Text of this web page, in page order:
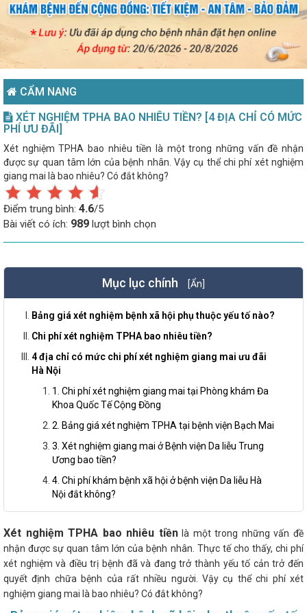
CẨM NANG
XÉT NGHIỆM TPHA BAO NHIÊU TIỀN? [4 ĐỊA CHỈ CÓ MỨC
PHÍ ƯU ĐÃI]
Xét nghiệm TPHA bao nhiêu tiền là một trong những vấn đề nhận
được sự quan tâm lớn của bệnh nhân. Vậy cụ thể chi phí xét nghiệm
giang mai là bao nhiêu? Có đắt không?
Điểm trung bình: 4.6/5
Bài viết có ích: 989 lượt bình chọn
Mục lục chính [Ẩn]
Bảng giá xét nghiệm bệnh xã hội phụ thuộc yếu tố nào?
Chi phí xét nghiệm TPHA bao nhiêu tiền?
4 địa chỉ có mức chi phí xét nghiệm giang mai ưu đãi
Hà Nội
1. Chi phí xét nghiệm giang mai tại Phòng khám Đa
Khoa Quốc Tế Cộng Đồng
2. Bảng giá xét nghiệm TPHA tại bệnh viện Bạch Mai
3. Xét nghiệm giang mai ở Bệnh viện Da liễu Trung
Ương bao tiền?
4. Chi phí khám bệnh xã hội ở bệnh viện Da liễu Hà
Nội đắt không?
Xét nghiệm TPHA bao nhiêu tiềnlà một trong những vấn đề
nhận được sự quan tâm lớn của bệnh nhân. Thực tế cho thấy, chi phí
xét nghiệm và điều trị bệnh đã và đang trở thành yếu tố cản trở đến
quyết định chữa bệnh của rất nhiều người. Vậy cụ thể chi phí xét
nghiệm giang mai là bao nhiêu? Có đắt không?